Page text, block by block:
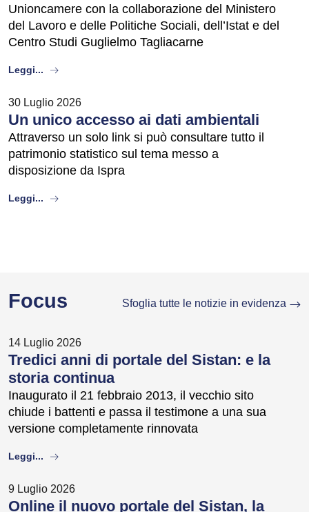
Unioncamere con la collaborazione del Ministero
del Lavoro e delle Politiche Sociali, dell’Istat e del
Centro Studi Guglielmo Tagliacarne
Leggi... about
30 Luglio 2026
Un unico accesso ai dati ambientali
Attraverso un solo link si può consultare tutto il
patrimonio statistico sul tema messo a
disposizione da Ispra
Leggi... about
Focus Sfoglia tutte le notizie in evidenza
14 Luglio 2026
Tredici anni di portale del Sistan: e la
storia continua
Inaugurato il 21 febbraio 2013, il vecchio sito
chiude i battenti e passa il testimone a una sua
versione completamente rinnovata
Leggi... about
9 Luglio 2026
Online il nuovo portale del Sistan, la